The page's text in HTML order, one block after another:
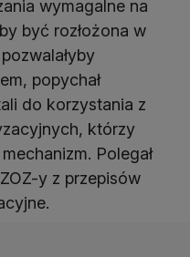
wymagalne na
być rozłożona w
popychał
do korzystania z
którzy
Polegał
y z przepisów